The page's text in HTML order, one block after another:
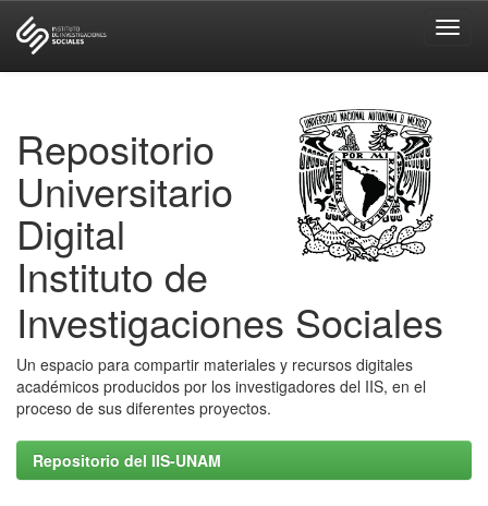
Repositorio
Universitario
Digital
Instituto de
Investigaciones Sociales
Un espacio para compartir materiales y recursos digitales
académicos producidos por los investigadores del IIS, en el
proceso de sus diferentes proyectos.
Repositorio del IIS-UNAM